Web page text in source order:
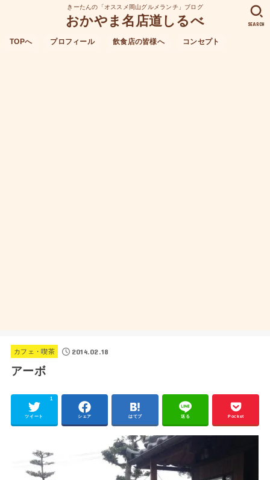
きーたんの「オススメ岡山グルメランチ」ブログ
おかやま名店道しるべ
TOPへ プロフィール 飲食店の皆様へ コンセプト
SEARCH
カフェ・喫茶 2014.02.18
アーボ
ツイート
1
シェア はてブ 送る Pocket